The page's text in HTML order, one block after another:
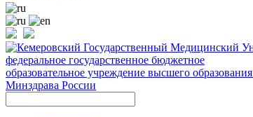
федеральное государственное бюджетное
образовательное учреждение высшего образования
Минздрава России